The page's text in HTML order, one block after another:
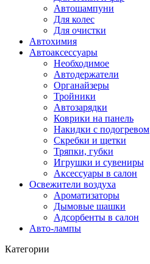
Автошампуни
Для колес
Для очистки
Автохимия
Автоаксессуары
Необходимое
Автодержатели
Органайзеры
Тройники
Автозарядки
Коврики на панель
Накидки с подогревом
Скребки и щетки
Тряпки, губки
Игрушки и сувениры
Аксессуары в салон
Освежители воздуха
Ароматизаторы
Дымовые шашки
Адсорбенты в салон
Авто-лампы
Категории